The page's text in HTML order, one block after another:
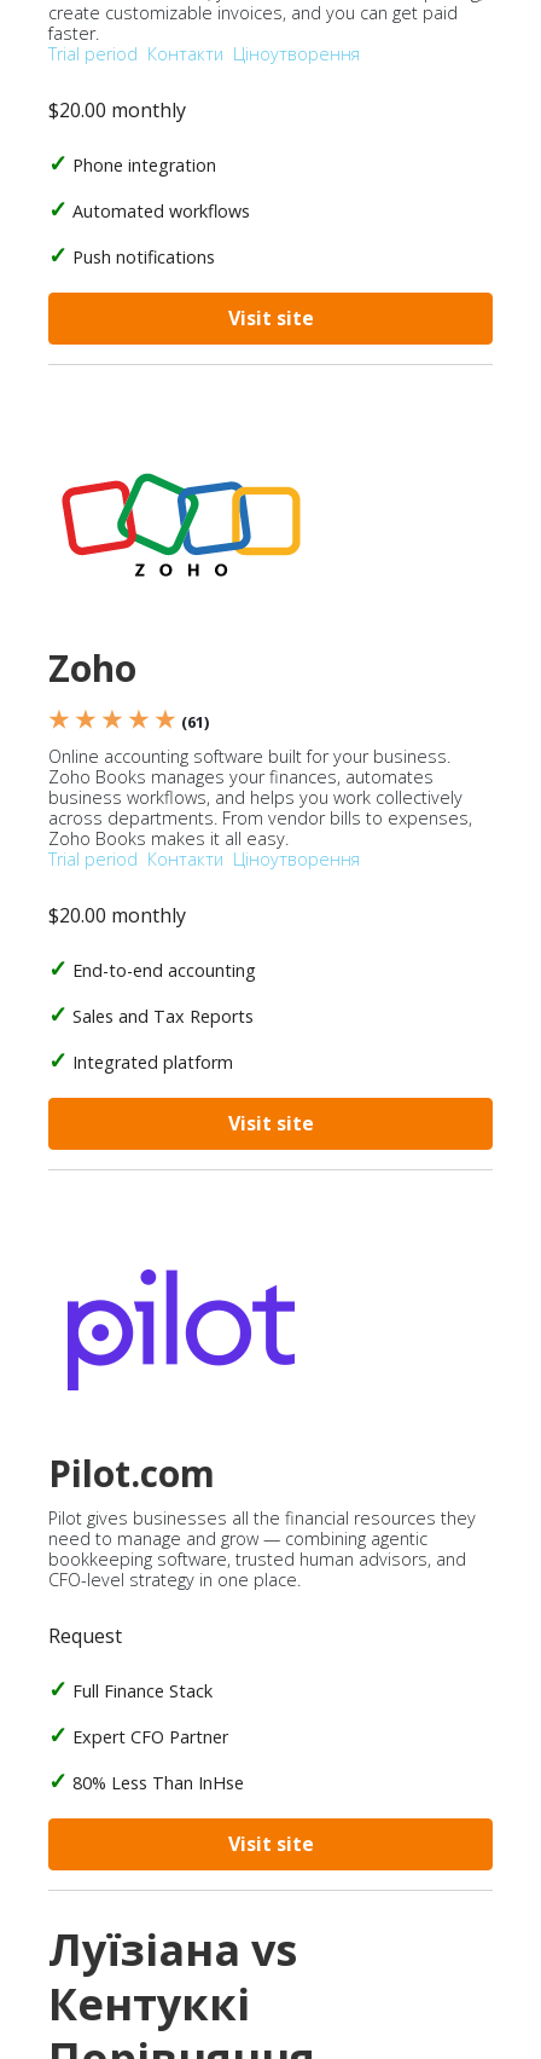
create customizable invoices, and you can get paid
faster.
Trial period Контакти Ціноутворення
$20.00 monthly
Phone integration
Automated workflows
Push notifications
Visit site
Zoho
★ ★ ★ ★ ★ (61)
Online accounting software built for your business.
Zoho Books manages your finances, automates
business workflows, and helps you work collectively
across departments. From vendor bills to expenses,
Zoho Books makes it all easy.
Trial period Контакти Ціноутворення
$20.00 monthly
End-to-end accounting
Sales and Tax Reports
Integrated platform
Visit site
Pilot.com
Pilot gives businesses all the financial resources they
need to manage and grow — combining agentic
bookkeeping software, trusted human advisors, and
CFO-level strategy in one place.
Request
Full Finance Stack
Expert CFO Partner
80% Less Than InHse
Visit site
Луїзіана vs
Кентуккі